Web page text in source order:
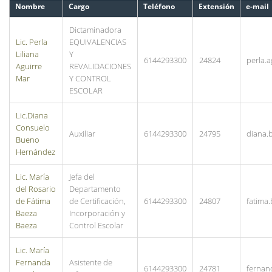
Nombre Cargo Teléfono Extensión e-mail
Lic. Perla
Liliana
Aguirre
Mar
Dictaminadora
EQUIVALENCIAS
Y
REVALIDACIONES
Y CONTROL
ESCOLAR
6144293300 24824
Lic.Diana
Consuelo
Bueno
Hernández
Auxiliar 6144293300 24795
Lic. María
del Rosario
de Fátima
Baeza
Baeza
Jefa del
Departamento
de Certificación,
Incorporación y
Control Escolar
6144293300 24807
Lic. María
Fernanda
Asistente de
6144293300 24781